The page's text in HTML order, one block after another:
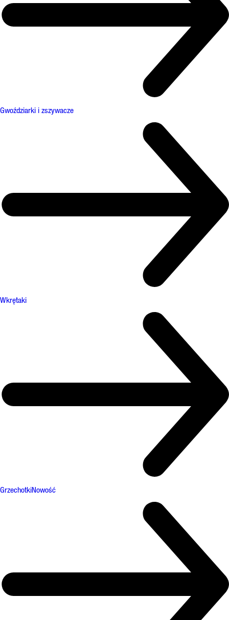
Gwoździarki i zszywacze
Wkrętaki
GrzechotkiNowość